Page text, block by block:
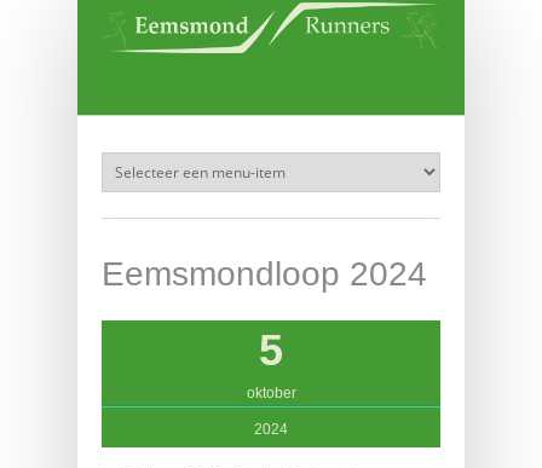
Overslaan en naar de inhoud gaan
Eemsmondloop 2024
5
oktober
2024